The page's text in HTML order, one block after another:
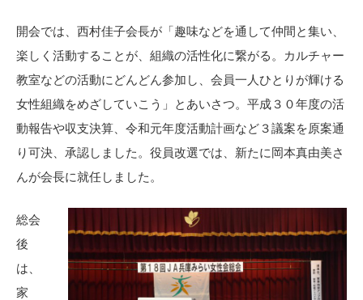
開会では、西村佳子会長が「趣味などを通して仲間と集い、
楽しく活動することが、組織の活性化に繋がる。カルチャー
教室などの活動にどんどん参加し、会員一人ひとりが輝ける
女性組織をめざしていこう」とあいさつ。平成３０年度の活
動報告や収支決算、令和元年度活動計画など３議案を原案通
り可決、承認しました。役員改選では、新たに岡本真由美さ
んが会長に就任しました。
総会
後
は、
家